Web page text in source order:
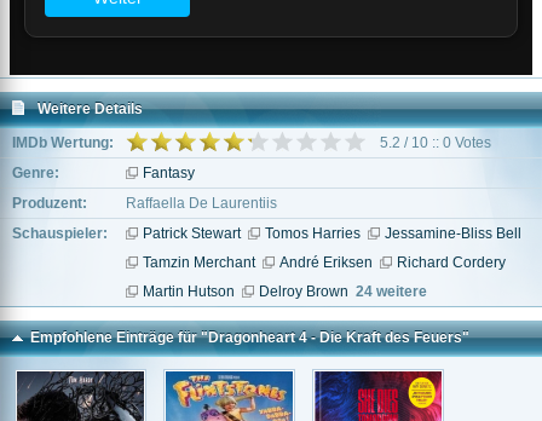
Weitere Details
IMDb Wertung:
5.2 / 10 :: 0 Votes
Genre:
Fantasy
Produzent:
Raffaella De Laurentiis
Schauspieler:
Patrick Stewart Tomos Harries
Jessamine-Bliss Bell
Tamzin Merchant
André Eriksen
Richard Cordery
Martin Hutson
Delroy Brown 24 weitere
Empfohlene Einträge für "Dragonheart 4 - Die Kraft des Feuers"